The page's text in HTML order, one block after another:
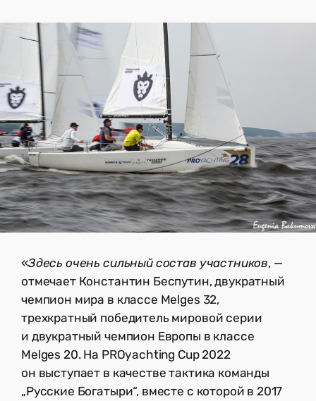
«Здесь очень сильный состав участников, —
отмечает Константин Беспутин, двукратный
чемпион мира в классе Melges 32,
трехкратный победитель мировой серии
и двукратный чемпион Европы в классе
Melges 20. На PROyachting Cup 2022
он выступает в качестве тактика команды
„Русские Богатыри“, вместе с которой в 2017